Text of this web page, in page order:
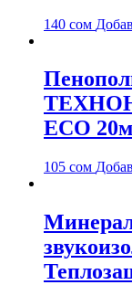
140 сом
ECO
105 сом